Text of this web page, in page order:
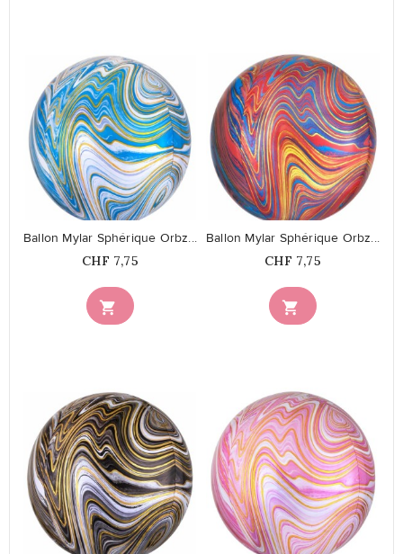
favorite_border

Ballon Mylar Sphérique Orbz...
Prix
CHF 7,75
favorite_border

Ballon Mylar Sphérique Orbz...
Prix
CHF 7,75
favorite_border favorite_border